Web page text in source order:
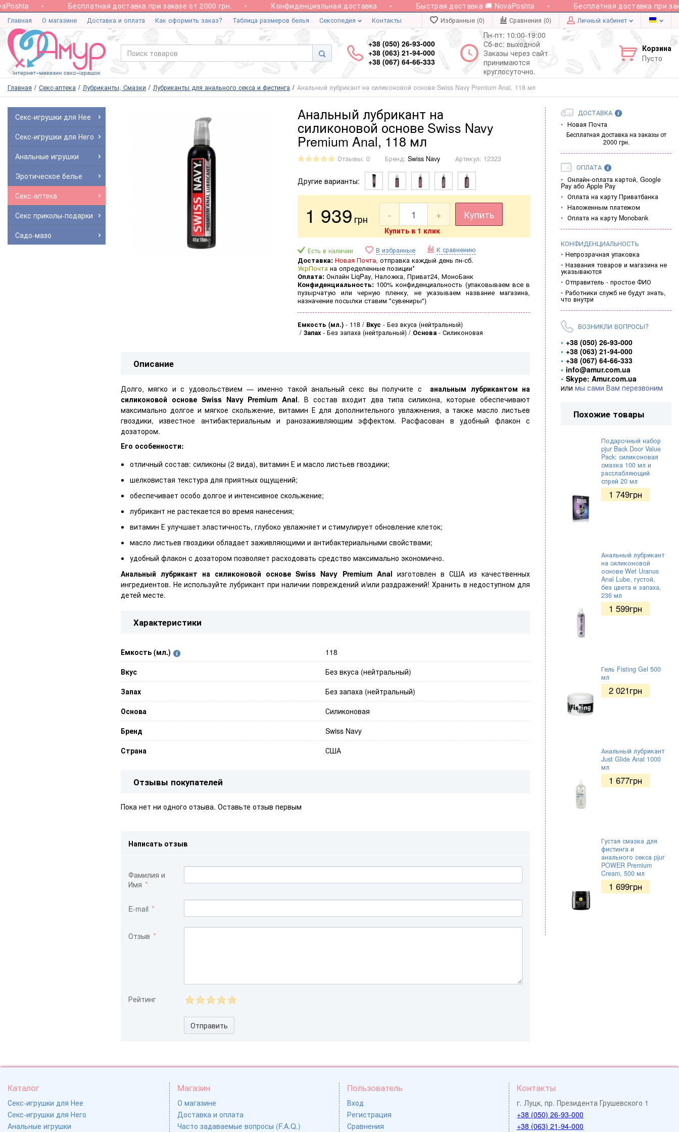
Бесплатная доставка при заказе от 2000 грн. Конфиденциальная доставка Быстрая доставка 🚚 NovaPoshta Бесплатная доставка при
Главная О магазине Доставка и оплата Как оформить заказ? Таблица размеров белья Сексопедия Контакты Избранные (0) Сравнения (0) Личный кабинет
+38 (050) 26-93-000
+38 (063) 21-94-000
+38 (067) 64-66-333
Пн-пт: 10:00-19:00
Сб-вс: выходной
Заказы через сайт
принимаются
круглосуточно.
Корзина
Пусто
Главная Секс-аптека Лубриканты, Смазки Лубриканты для анального секса и фистинга Анальный лубрикант на силиконовой основе Swiss Navy Premium Anal, 118 мл
Секс-игрушки для Нее
Секс-игрушки для Него
Анальные игрушки
Эротическое белье
Секс-аптека
Секс приколы-подарки
Садо-мазо
Анальный лубрикант на
силиконовой основе Swiss Navy
Premium Anal, 118 мл
Отзывы: 0 Бренд: Swiss Navy Артикул: 12323
Другие варианты:
1 939 грн - + Купить
Купить в 1 клик
Есть в наличии В избранные К сравнению
Доставка: Новая Почта, отправка каждый день пн-сб.
УкрПочта на определенные позиции*
Оплата: Онлайн LiqPay, Наложка, Приват24, МоноБанк
Конфиденциальность: 100% конфиденциальность (упаковываем все в
пузырчатую или черную пленку, не указываем название магазина,
назначение посылки ставим "сувениры")
Емкость (мл.) - 118 Вкус - Без вкуса (нейтральный)
Запах - Без запаха (нейтральный) Основа - Силиконовая
Описание
Долго, мягко и с удовольствием — именно такой анальный секс вы получите с анальным лубрикантом на
силиконовой основе Swiss Navy Premium Anal. В состав входит два типа силикона, которые обеспечивают
максимально долгое и мягкое скольжение, витамин Е для дополнительного увлажнения, а также масло листьев
гвоздики, известное антибактериальным и ранозаживляющим эффектом. Расфасован в удобный флакон с
дозатором.
Его особенности:
отличный состав: силиконы (2 вида), витамин Е и масло листьев гвоздики;
шелковистая текстура для приятных ощущений;
обеспечивает особо долгое и интенсивное скольжение;
лубрикант не растекается во время нанесения;
витамин Е улучшает эластичность, глубоко увлажняет и стимулирует обновление клеток;
масло листьев гвоздики обладает заживляющими и антибактериальными свойствами;
удобный флакон с дозатором позволяет расходовать средство максимально экономично.
Анальный лубрикант на силиконовой основе Swiss Navy Premium Anal изготовлен в США из качественных
ингредиентов. Не используйте лубрикант при наличии повреждений и/или раздражений! Хранить в недоступном для
детей месте.
Характеристики
Емкость (мл.)
118
Вкус
Без вкуса (нейтральный)
Запах
Без запаха (нейтральный)
Основа
Силиконовая
Бренд
Swiss Navy
Страна
США
Отзывы покупателей
Пока нет ни одного отзыва. Оставьте отзыв первым
Написать отзыв
Фамилия и
Имя
E-mail
Отзыв
Рейтинг
Отправить
ДОСТАВКА
Новая Почта
Бесплатная доставка на заказы от
2000 грн.
ОПЛАТА
Онлайн-оплата картой, Google
Pay або Apple Pay
Оплата на карту Приватбанка
Наложенным платежом
Оплата на карту Monobank
КОНФИДЕНЦИАЛЬНОСТЬ
Непрозрачная упаковка
Названия товаров и магазина не
указываются
Отправитель - простое ФИО
Работники служб не будут знать,
что внутри
ВОЗНИКЛИ ВОПРОСЫ?
+38 (050) 26-93-000
+38 (063) 21-94-000
+38 (067) 64-66-333
info@amur.com.ua
Skype: Amur.com.ua
или мы сами Вам перезвоним
Похожие товары
Подарочный набор
pjur Back Door Value
Pack: силиконовая
смазка 100 мл и
расслабляющий
спрей 20 мл
1 749грн
Анальный лубрикант
на силиконовой
основе Wet Uranus
Anal Lube, густой,
без цвета и запаха,
236 мл
1 599грн
Гель Fisting Gel 500
мл
2 021грн
Анальный лубрикант
Just Glide Anal 1000
мл
1 677грн
Густая смазка для
фистинга и
анального секса pjur
POWER Premium
Cream, 500 мл
1 699грн
Каталог
Секс-игрушки для Нее
Секс-игрушки для Него
Анальные игрушки
Магазин
О магазине
Доставка и оплата
Часто задаваемые вопросы (F.A.Q.)
Пользователь
Вход
Регистрация
Сравнения
Контакты
г. Луцк, пр. Президента Грушевского 1
+38 (050) 26-93-000
+38 (063) 21-94-000